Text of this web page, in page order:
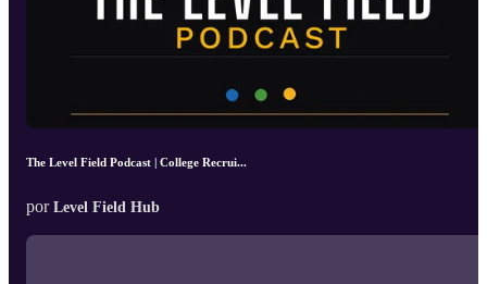
The Level Field Podcast | College Recrui...
por Level Field Hub